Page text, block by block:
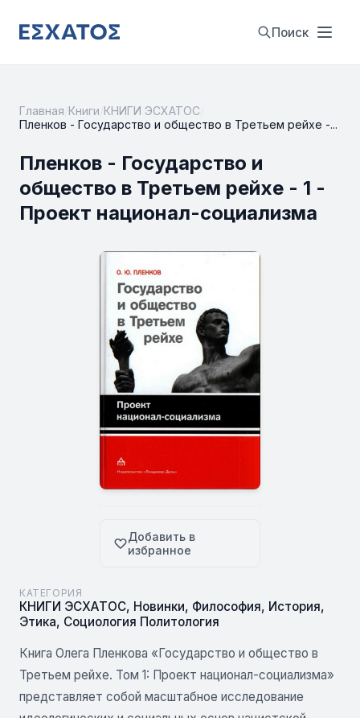
Поиск
Главная Книги КНИГИ ЭСХАТОС
Пленков - Государство и общество в Третьем рейхе -...
Пленков - Государство и
общество в Третьем рейхе - 1 -
Проект национал-социализма
Добавить в
избранное
КАТЕГОРИЯ
КНИГИ ЭСХАТОС, Новинки, Философия, История,
Этика, Социология Политология
Книга Олега Пленкова «Государство и общество в
Третьем рейхе. Том 1: Проект национал-социализма»
представляет собой масштабное исследование